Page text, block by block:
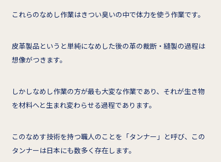
これらのなめし作業はきつい臭いの中で体力を使う作業です。
皮革製品というと単純になめした後の革の裁断・縫製の過程は
想像がつきます。
しかしなめし作業の方が最も大変な作業であり、それが生き物
を材料へと生まれ変わらせる過程であります。
このなめす技術を持つ職人のことを「タンナー」と呼び、この
タンナーは日本にも数多く存在します。